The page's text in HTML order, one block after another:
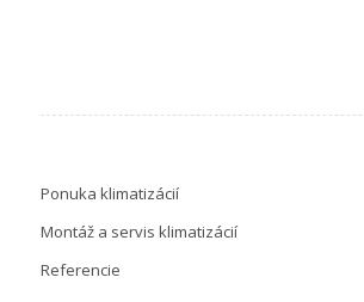
Ponuka klimatizácií
Montáž a servis klimatizácií
Referencie